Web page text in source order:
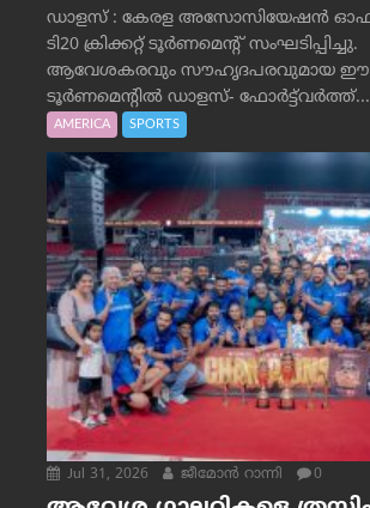
ഡാളസ് : കേരള അസോസിയേഷൻ
ടി20 ക്രിക്കറ്റ് ടൂർണമെന്റ് സംഘടിപ്പിച്ചു.
ആവേശകരവും സൗഹൃദപരവുമായ ഈ
ടൂർണമെന്റിൽ ഡാളസ്- ഫോർട്ട്‌വര്‍ത്ത്...
AMERICA SPORTS
Jul 31, 2026 ജീമോന്‍ റാന്നി 0